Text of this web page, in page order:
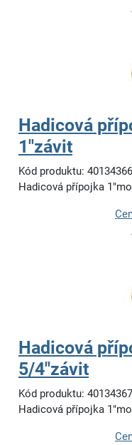
Hadicová
1"závit
Kód produktu: 40134366
Hadicová přípojka
Hadicová
5/4"závit
Kód produktu: 40134367
Hadicová přípojka